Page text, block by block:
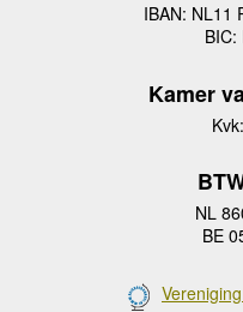
IBAN: NL11
BIC:
Kamer
NL
BE